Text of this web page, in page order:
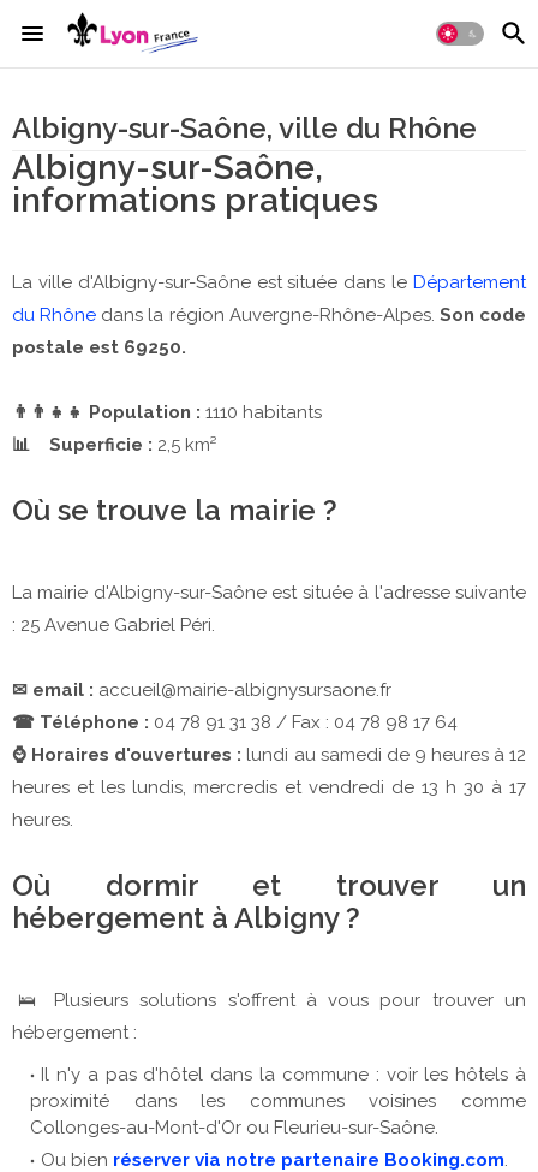
Albigny-sur-Saône, ville du Rhône
Albigny-sur-Saône,
informations pratiques
La ville d'Albigny-sur-Saône est située dans le Département
du Rhône dans la région Auvergne-Rhône-Alpes. Son code
postale est 69250.
👨‍👨‍👧‍👧 Population : 1110 habitants
📊 Superficie : 2,5 km²
Où se trouve la mairie ?
La mairie d'Albigny-sur-Saône est située à l'adresse suivante
: 25 Avenue Gabriel Péri.
✉ email : accueil@mairie-albignysursaone.fr
☎ Téléphone : 04 78 91 31 38 / Fax : 04 78 98 17 64
⌚ Horaires d'ouvertures : lundi au samedi de 9 heures à 12
heures et les lundis, mercredis et vendredi de 13 h 30 à 17
heures.
Où dormir et trouver un
hébergement à Albigny ?
🛌 Plusieurs solutions s'offrent à vous pour trouver un
hébergement :
Il n'y a pas d'hôtel dans la commune : voir les hôtels à
proximité dans les communes voisines comme
Collonges-au-Mont-d'Or ou Fleurieu-sur-Saône.
Ou bien réserver via notre partenaire Booking.com.